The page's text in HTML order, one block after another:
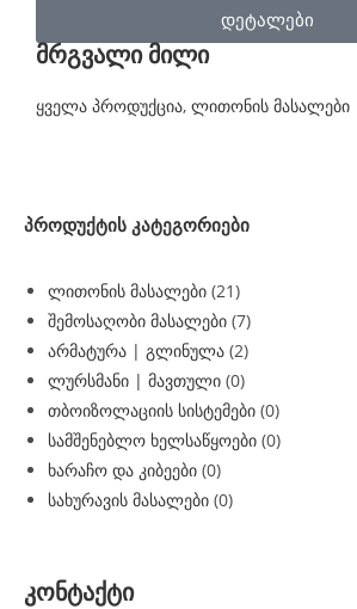
დეტალები
მრგვალი მილი
ყველა პროდუქცია, ლითონის მასალები
პროდუქტის კატეგორიები
ლითონის მასალები (21)
შემოსაღობი მასალები (7)
არმატურა | გლინულა (2)
ლურსმანი | მავთული (0)
თბოიზოლაციის სისტემები (0)
სამშენებლო ხელსაწყოები (0)
ხარაჩო და კიბეები (0)
სახურავის მასალები (0)
კონტაქტი